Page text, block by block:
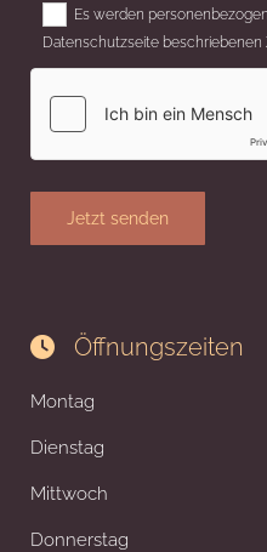
Es werden
Datenschutzseite
 Öffnungszeiten
Montag
Dienstag
Mittwoch
Donnerstag